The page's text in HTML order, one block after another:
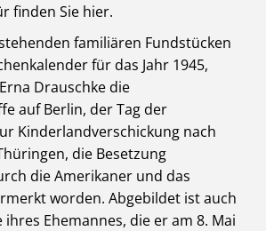
finden Sie hier.
familiären Fundstücken
für das Jahr 1945,
Drauschke die
auf Berlin, der Tag der
Kinderlandverschickung nach
die Besetzung
die Amerikaner und das
worden. Abgebildet ist auch
Ehemannes, die er am 8. Mai